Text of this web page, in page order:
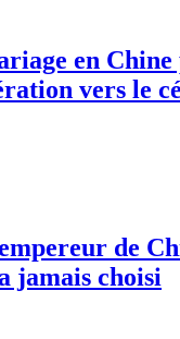
en Chine
vers le
de
jamais choisi